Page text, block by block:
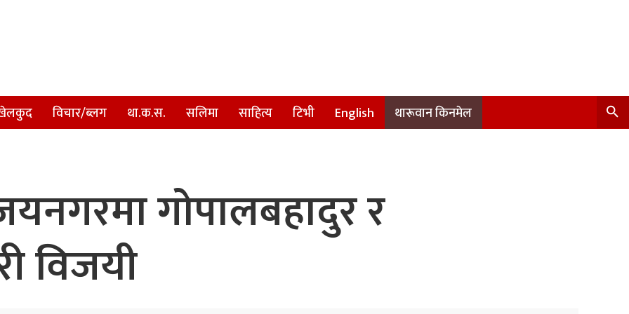
विचार/ब्लग था.क.स. सलिमा साहित्य टिभी English थारूवान किनमेल
गोपालबहादुर र
विजयी